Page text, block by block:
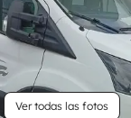
Ver todas las fotos